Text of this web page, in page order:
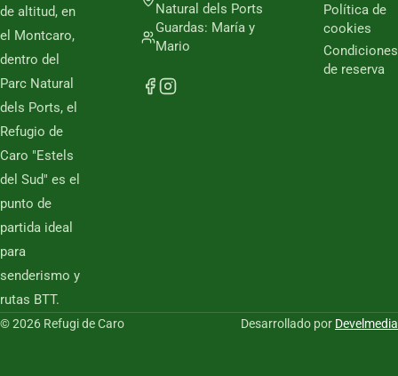
de altitud, en
el Montcaro,
dentro del
Parc Natural
dels Ports, el
Refugio de
Caro "Estels
del Sud" es el
punto de
partida ideal
para
senderismo y
rutas BTT.
Natural dels Ports
Guardas: María y
Mario
Política de
cookies
Condiciones
de reserva
© 2026 Refugi de Caro Desarrollado por Develmedia